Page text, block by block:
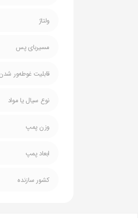
ولتاژ
مسیربای پس
قابلیت غوطه‌ور
نوع سیال یا مواد
وزن پمپ
ابعاد پمپ
کشور سازنده